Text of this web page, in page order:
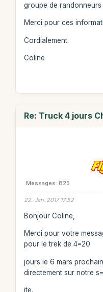
groupe de randonneurs
Merci pour ces
Cordialement.
Coline
Re: Truck 4 jours
Messages: 825
22. Jan. 2017 17:52
Bonjour Coline,
Merci pour votre
pour le trek de 4=20
jours le 6 mars
directement sur notre s=
ite.